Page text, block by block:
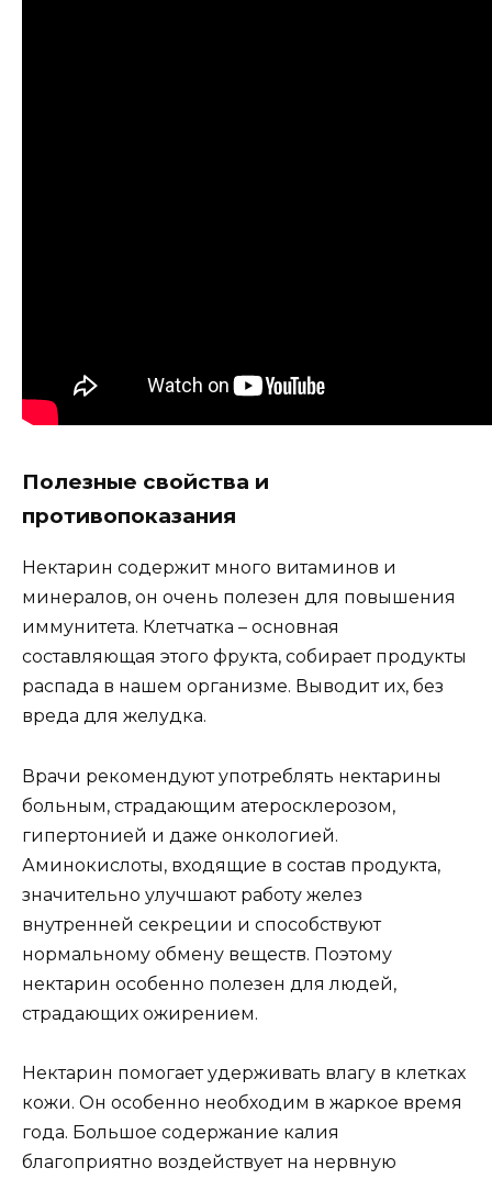
Полезные свойства и
противопоказания
Нектарин содержит много витаминов и
минералов, он очень полезен для повышения
иммунитета. Клетчатка – основная
составляющая этого фрукта, собирает продукты
распада в нашем организме. Выводит их, без
вреда для желудка.
Врачи рекомендуют употреблять нектарины
больным, страдающим атеросклерозом,
гипертонией и даже онкологией.
Аминокислоты, входящие в состав продукта,
значительно улучшают работу желез
внутренней секреции и способствуют
нормальному обмену веществ. Поэтому
нектарин особенно полезен для людей,
страдающих ожирением.
Нектарин помогает удерживать влагу в клетках
кожи. Он особенно необходим в жаркое время
года. Большое содержание калия
благоприятно воздействует на нервную